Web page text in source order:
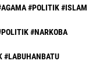
#POLITIK #ISLAM
#NARKOBA
#LABUHANBATU